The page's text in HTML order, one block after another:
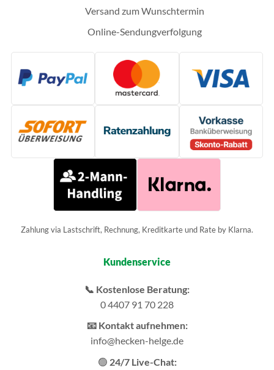
Versand zum Wunschtermin
Online-Sendungverfolgung
Zahlung via Lastschrift, Rechnung, Kreditkarte und Rate by Klarna.
Kundenservice
📞 Kostenlose Beratung:
0 4407 91 70 228
📧 Kontakt aufnehmen:
info@hecken-helge.de
🟢 24/7 Live-Chat: